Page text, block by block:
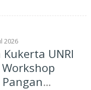
2026
UNRI